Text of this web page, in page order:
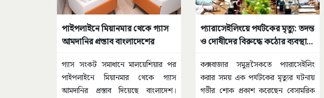
পাইপলাইনে মিয়ানমার থেকে গ্যাস
আমদানির প্রস্তাব বাংলাদেশের
গ্যাস সংকট সমাধানে মালয়েশিয়ার পর
পাইপলাইনে মিয়ানমার থেকে গ্যাস
আমদানির প্রস্তাব দিয়েছে বাংলাদেশ।
প্যারাসেইলিংয়ে পর্যটকের মৃত্যু: তদন্ত
ও দোষীদের বিরুদ্ধে কঠোর ব্যবস্থার
কক্সবাজার সমুদ্রসৈকতে প্যারাসেইলিং
করার সময় এক পর্যটকের মৃত্যুর ঘটনায়
গভীর শোক প্রকাশ করেছেন বেসামরিক